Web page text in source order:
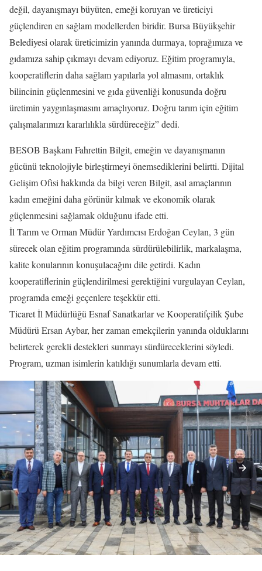
değil, dayanışmayı büyüten, emeği koruyan ve üreticiyi
güçlendiren en sağlam modellerden biridir. Bursa Büyükşehir
Belediyesi olarak üreticimizin yanında durmaya, toprağımıza ve
gıdamıza sahip çıkmayı devam ediyoruz. Eğitim programıyla,
kooperatiflerin daha sağlam yapılarla yol almasını, ortaklık
bilincinin güçlenmesini ve gıda güvenliği konusunda doğru
üretimin yaygınlaşmasını amaçlıyoruz. Doğru tarım için eğitim
çalışmalarımızı kararlılıkla sürdüreceğiz” dedi.
BESOB Başkanı Fahrettin Bilgit, emeğin ve dayanışmanın
gücünü teknolojiyle birleştirmeyi önemsediklerini belirtti. Dijital
Gelişim Ofisi hakkında da bilgi veren Bilgit, asıl amaçlarının
kadın emeğini daha görünür kılmak ve ekonomik olarak
güçlenmesini sağlamak olduğunu ifade etti.
İl Tarım ve Orman Müdür Yardımcısı Erdoğan Ceylan, 3 gün
sürecek olan eğitim programında sürdürülebilirlik, markalaşma,
kalite konularının konuşulacağını dile getirdi. Kadın
kooperatiflerinin güçlendirilmesi gerektiğini vurgulayan Ceylan,
programda emeği geçenlere teşekkür etti.
Ticaret İl Müdürlüğü Esnaf Sanatkarlar ve Kooperatifçilik Şube
Müdürü Ersan Aybar, her zaman emekçilerin yanında olduklarını
belirterek gerekli destekleri sunmayı sürdüreceklerini söyledi.
Program, uzman isimlerin katıldığı sunumlarla devam etti.